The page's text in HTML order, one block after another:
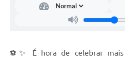
Notificações de Penalidades – Decisões
Notificações Obras e Posturas
⚽✨ É hora de celebrar